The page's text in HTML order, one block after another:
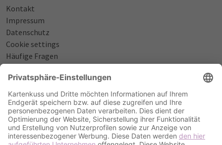
Kontakt
Impressum
Datenschutz
Cookie settings
Häufige Fragen
NÜTZLICHES
Sprüche zur Geburt
Einladungstexte zum Geburtstag
Einladungstexte zur Silberhochzeit